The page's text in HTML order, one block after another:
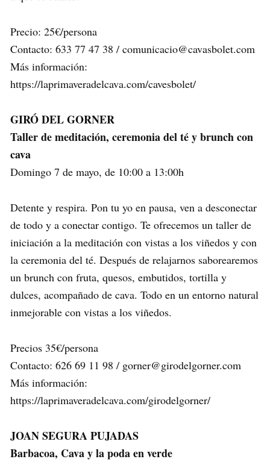
Precio: 25€/persona
Contacto: 633 77 47 38 / comunicacio@cavasbolet.com
Más información:
https://laprimaveradelcava.com/cavesbolet/
GIRÓ DEL GORNER
Taller de meditación, ceremonia del té y brunch con
cava
Domingo 7 de mayo, de 10:00 a 13:00h
Detente y respira. Pon tu yo en pausa, ven a desconectar
de todo y a conectar contigo. Te ofrecemos un taller de
iniciación a la meditación con vistas a los viñedos y con
la ceremonia del té. Después de relajarnos saborearemos
un brunch con fruta, quesos, embutidos, tortilla y
dulces, acompañado de cava. Todo en un entorno natural
inmejorable con vistas a los viñedos.
Precios 35€/persona
Contacto: 626 69 11 98 / gorner@girodelgorner.com
Más información:
https://laprimaveradelcava.com/girodelgorner/
JOAN SEGURA PUJADAS
Barbacoa, Cava y la poda en verde